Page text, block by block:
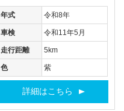
年式 令和8年
車検 令和11年5月
走行距離 5km
色 紫
詳細はこちら